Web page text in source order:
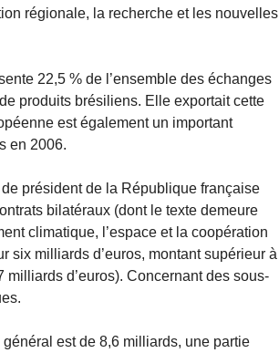
régionale, la recherche et les nouvelles
22,5 % de l’ensemble des échanges
produits brésiliens. Elle exportait cette
est également un important
en 2006.
président de la République française
bilatéraux (dont le texte demeure
climatique, l’espace et la coopération
six milliards d’euros, montant supérieur à
milliards d’euros). Concernant des sous-
est de 8,6 milliards, une partie